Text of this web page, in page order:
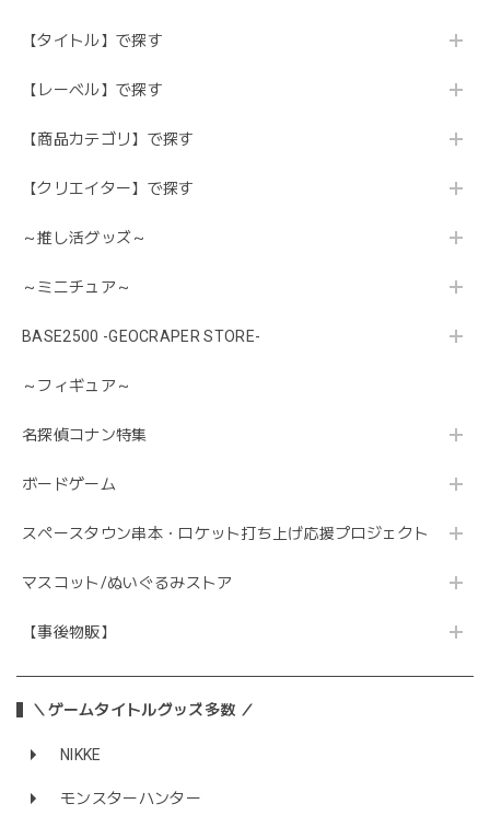
【タイトル】で探す
【レーベル】で探す
【商品カテゴリ】で探す
【クリエイター】で探す
～推し活グッズ～
～ミニチュア～
BASE2500 -GEOCRAPER STORE-
～フィギュア～
名探偵コナン特集
ボードゲーム
スペースタウン串本・ロケット打ち上げ応援プロジェクト
マスコット/ぬいぐるみストア
【事後物販】
＼ゲームタイトルグッズ多数 ／
NIKKE
モンスターハンター